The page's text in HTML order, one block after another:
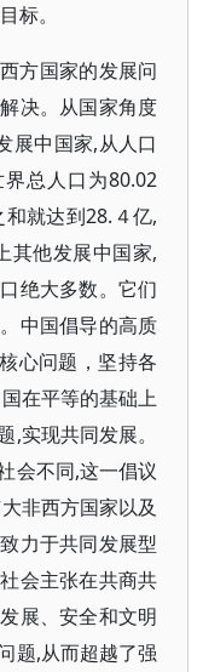
标。
方国家的发展问
决。从国家角度
展中国家,从人口
总人口为80.02
就达到28.４亿,
其他发展中国家,
绝大多数。它们
中国倡导的高质
心问题，坚持各
在平等的基础上
实现共同发展。
会不同,这一倡议
非西方国家以及
力于共同发展型
会主张在共商共
展、安全和文明
题,从而超越了强